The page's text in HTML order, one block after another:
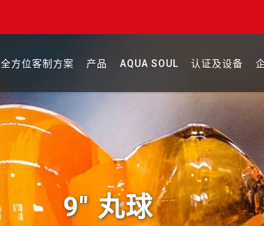
全方位客制方案 产品 AQUA SOUL 认证及设备
9" 丸球